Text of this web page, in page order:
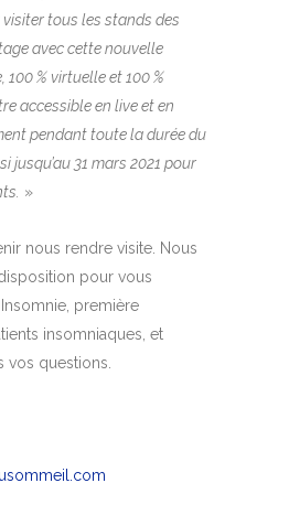
tous les stands des
avec cette nouvelle
% virtuelle et 100 %
accessible en live et en
pendant toute la durée du
jusqu’au 31 mars 2021 pour
»
nous rendre visite. Nous
pour vous
première
insomniaques, et
vos questions.